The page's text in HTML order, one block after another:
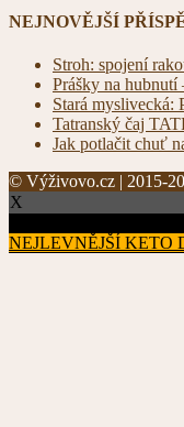
NEJNOVĚJŠÍ
Stroh: spojení
Prášky na hubnutí
Stará myslivecká:
Tatranský čaj
Jak potlačit chuť
© Výživovo.cz | 2015-
X
NEJLEVNĚJŠÍ KETO